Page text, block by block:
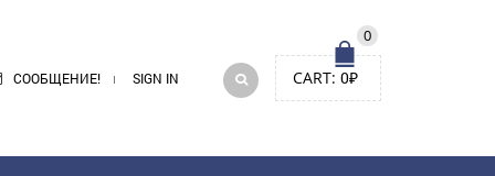
0
CART: 0₽
СООБЩЕНИЕ! SIGN IN